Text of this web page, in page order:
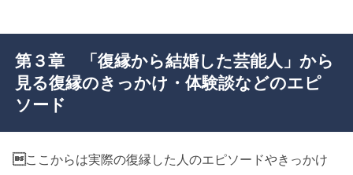
第３章 「復縁から結婚した芸能人」から
見る復縁のきっかけ・体験談などのエピ
ソード
ここからは実際の復縁した人のエピソードやきっかけ